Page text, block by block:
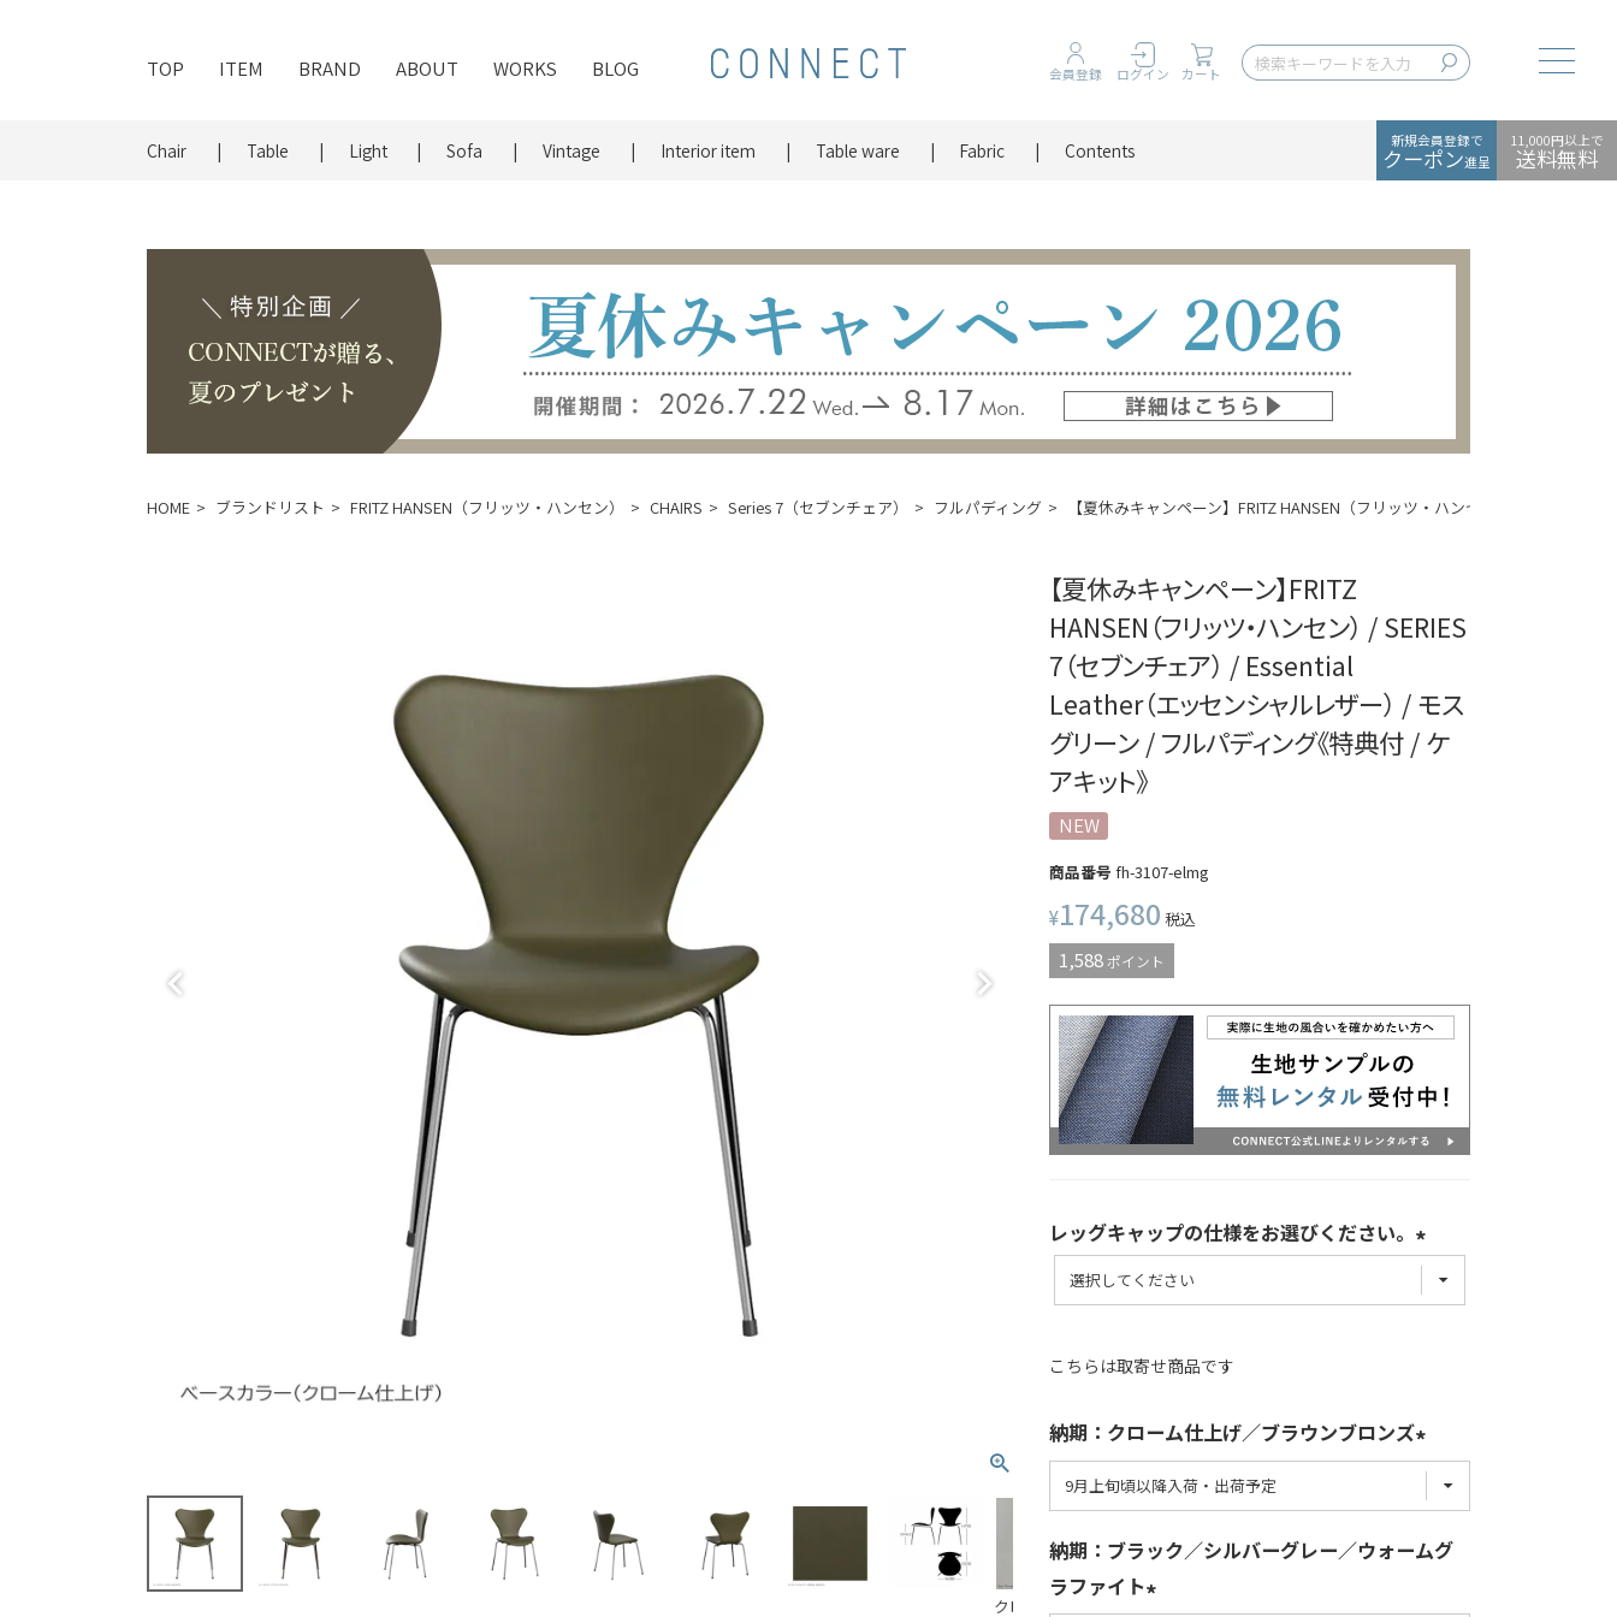
TOP ITEM BRAND ABOUT WORKS BLOG 会員登録 ログイン カート
Chair Table Light Sofa Vintage Interior item Table ware Fabric Contents 新規会員登録で
クーポン進呈
11,000円以上で
送料無料
HOME ブランドリスト FRITZ HANSEN（フリッツ・ハンセン） CHAIRS Series 7（セブンチェア） フルパディング 【夏休みキャンペーン】FRITZ HANSEN（フリッツ・ハンセン） / SERIES
【夏休みキャンペーン】FRITZ
HANSEN（フリッツ・ハンセン） / SERIES
7（セブンチェア） / Essential
Leather（エッセンシャルレザー） / モス
グリーン / フルパディング《特典付 / ケ
アキット》
クローム仕上
NEW
商品番号 fh-3107-elmg
¥174,680 税込
1,588 ポイント
レッグキャップの仕様をお選びください。
こちらは取寄せ商品です
納期：クローム仕上げ／ブラウンブロンズ
納期：ブラック／シルバーグレー／ウォームグ
ラファイト